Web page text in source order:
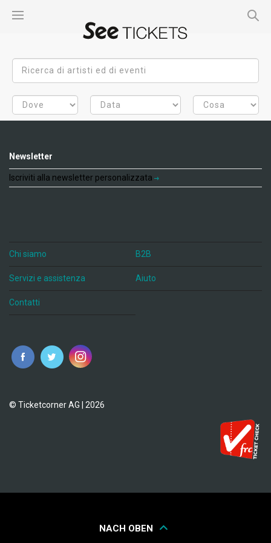
Newsletter
Iscriviti alla newsletter personalizzata
Chi siamo B2B
Servizi e assistenza Aiuto
Contatti
© Ticketcorner AG | 2026
NACH OBEN